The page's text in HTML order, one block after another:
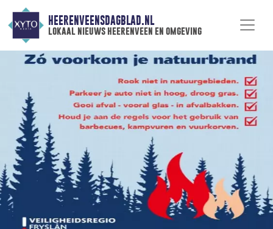
HEERENVEENSDAGBLAD.NL
lokaal nieuws heerenveen en omgeving